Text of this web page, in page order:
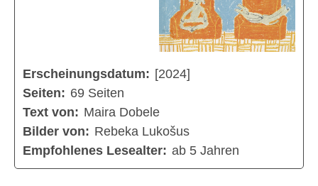
Erscheinungsdatum: [2024]
Seiten: 69 Seiten
Text von: Maira Dobele
Bilder von: Rebeka Lukošus
Empfohlenes Lesealter: ab 5 Jahren